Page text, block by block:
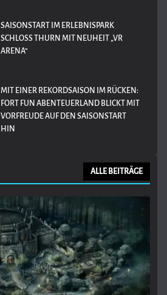
SAISONSTART IM ERLEBNISPARK
SCHLOSS THURN MIT NEUHEIT „VR
ARENA“
MIT EINER REKORDSAISON IM RÜCKEN:
FORT FUN ABENTEUERLAND BLICKT MIT
VORFREUDE AUF DEN SAISONSTART
HIN
ALLE BEITRÄGE